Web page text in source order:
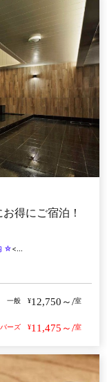
得にご宿泊！
☆<...
一般 ¥12,750～/室
ーズ ¥11,475～/室